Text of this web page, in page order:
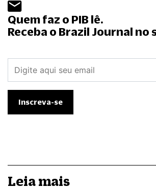
Quem faz o PIB lê.
Receba o Brazil Journal no
Leia mais